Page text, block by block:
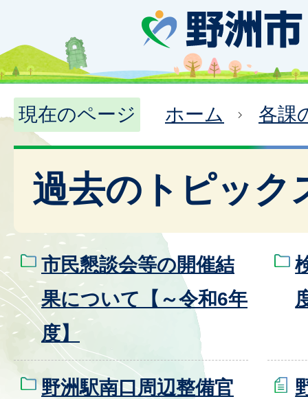
現在のページ ホーム 各課
過去のトピック
市民懇談会等の開催結
果について【～令和6年
度】
野洲駅南口周辺整備官